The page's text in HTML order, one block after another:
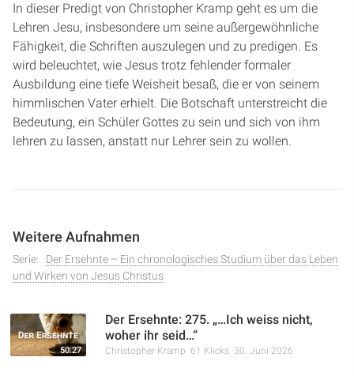
In dieser Predigt von Christopher Kramp geht es um die
Lehren Jesu, insbesondere um seine außergewöhnliche
Fähigkeit, die Schriften auszulegen und zu predigen. Es
wird beleuchtet, wie Jesus trotz fehlender formaler
Ausbildung eine tiefe Weisheit besaß, die er von seinem
himmlischen Vater erhielt. Die Botschaft unterstreicht die
Bedeutung, ein Schüler Gottes zu sein und sich von ihm
lehren zu lassen, anstatt nur Lehrer sein zu wollen.
Weitere Aufnahmen
Serie:
Der Ersehnte – Ein chronologisches Studium über das Leben
und Wirken von Jesus Christus
50:27
Der Ersehnte: 275. „…Ich weiss nicht,
woher ihr seid…“
Christopher Kramp 61 Klicks 30. Juni 2026